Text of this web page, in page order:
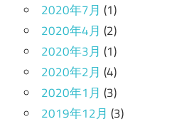
2020年7月 (1)
2020年4月 (2)
2020年3月 (1)
2020年2月 (4)
2020年1月 (3)
2019年12月 (3)